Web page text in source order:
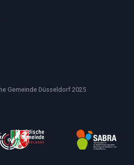
Gemeinde Düsseldorf 2025